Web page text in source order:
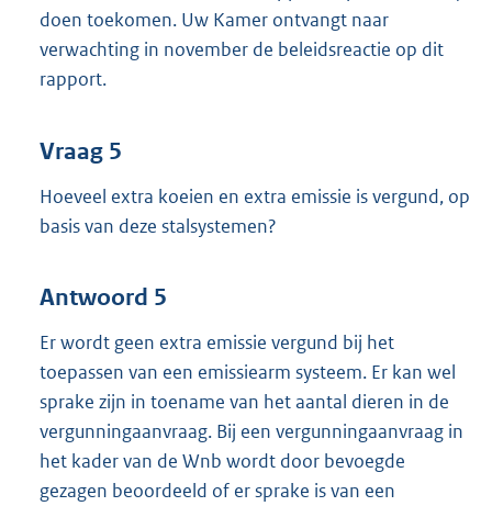
doen toekomen. Uw Kamer ontvangt naar
verwachting in november de beleidsreactie op dit
rapport.
Vraag 5
Hoeveel extra koeien en extra emissie is vergund, op
basis van deze stalsystemen?
Antwoord 5
Er wordt geen extra emissie vergund bij het
toepassen van een emissiearm systeem. Er kan wel
sprake zijn in toename van het aantal dieren in de
vergunningaanvraag. Bij een vergunningaanvraag in
het kader van de Wnb wordt door bevoegde
gezagen beoordeeld of er sprake is van een